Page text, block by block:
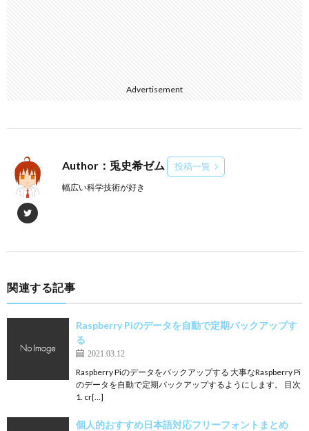
Advertisement
Author：兎史希ゼム 投稿一覧
幅広い科学技術が好き
関連する記事
Raspberry Piのデータを自動で定期バックアップす
る
2021.03.12
Raspberry Piのデータをバックアップする 大事なRaspberry Pi
のデータを自動で定期バックアップするようにします。 目次
1. cr[…]
個人的おすすめ日本語対応フリーフォントまとめ